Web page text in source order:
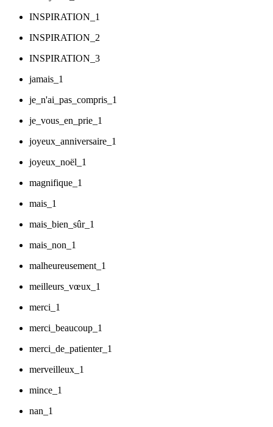
INSPIRATION_1
INSPIRATION_2
INSPIRATION_3
jamais_1
je_n'ai_pas_compris_1
je_vous_en_prie_1
joyeux_anniversaire_1
joyeux_noël_1
magnifique_1
mais_1
mais_bien_sûr_1
mais_non_1
malheureusement_1
meilleurs_vœux_1
merci_1
merci_beaucoup_1
merci_de_patienter_1
merveilleux_1
mince_1
nan_1